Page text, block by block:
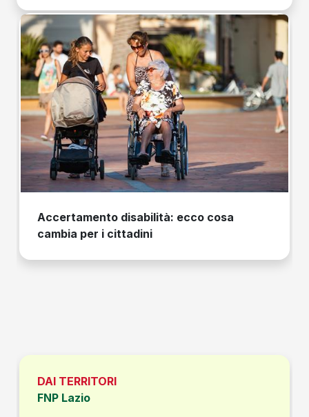
Accertamento disabilità: ecco cosa
cambia per i cittadini
DAI TERRITORI
FNP Lazio